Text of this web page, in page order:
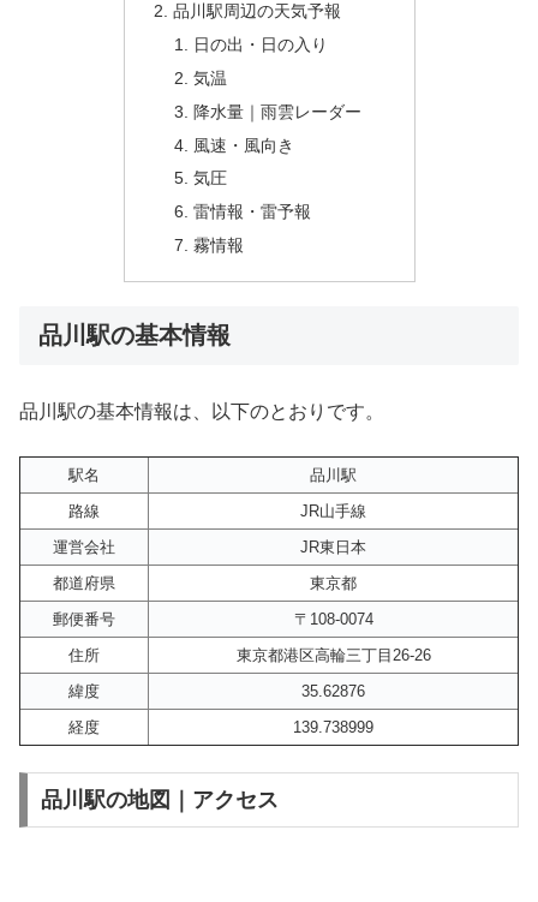
品川駅周辺の天気予報
日の出・日の入り
気温
降水量｜雨雲レーダー
風速・風向き
気圧
雷情報・雷予報
霧情報
品川駅の基本情報
品川駅の基本情報は、以下のとおりです。
駅名
品川駅
路線
JR山手線
運営会社
JR東日本
都道府県
東京都
郵便番号
〒108-0074
住所
東京都港区高輪三丁目26-26
緯度
35.62876
経度
139.738999
品川駅の地図｜アクセス